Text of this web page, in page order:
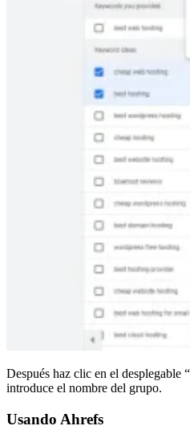
Después haz clic en el desplegable
introduce el nombre del grupo.
Usando Ahrefs